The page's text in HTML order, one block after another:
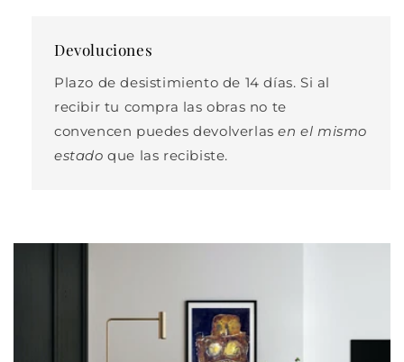
Devoluciones
Plazo de desistimiento de 14 días. Si al
recibir tu compra las obras no te
convencen puedes devolverlasen el mismo
estado que las recibiste.